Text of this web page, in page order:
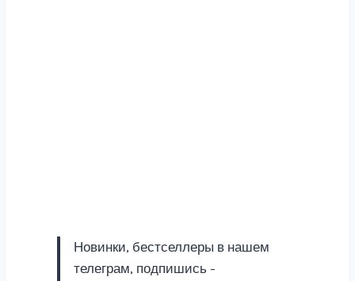
Новинки, бестселлеры в нашем
телеграм, подпишись -